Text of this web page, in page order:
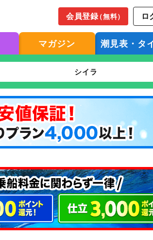
会員登録（無料） ロ
マガジン 潮見表・タ
シイラ